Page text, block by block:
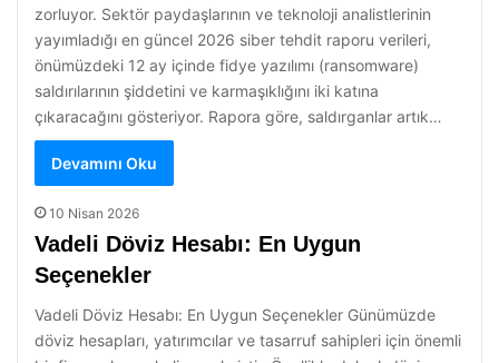
zorluyor. Sektör paydaşlarının ve teknoloji analistlerinin
yayımladığı en güncel 2026 siber tehdit raporu verileri,
önümüzdeki 12 ay içinde fidye yazılımı (ransomware)
saldırılarının şiddetini ve karmaşıklığını iki katına
çıkaracağını gösteriyor. Rapora göre, saldırganlar artık…
Devamını Oku
10 Nisan 2026
Vadeli Döviz Hesabı: En Uygun
Seçenekler
Vadeli Döviz Hesabı: En Uygun Seçenekler Günümüzde
döviz hesapları, yatırımcılar ve tasarruf sahipleri için önemli